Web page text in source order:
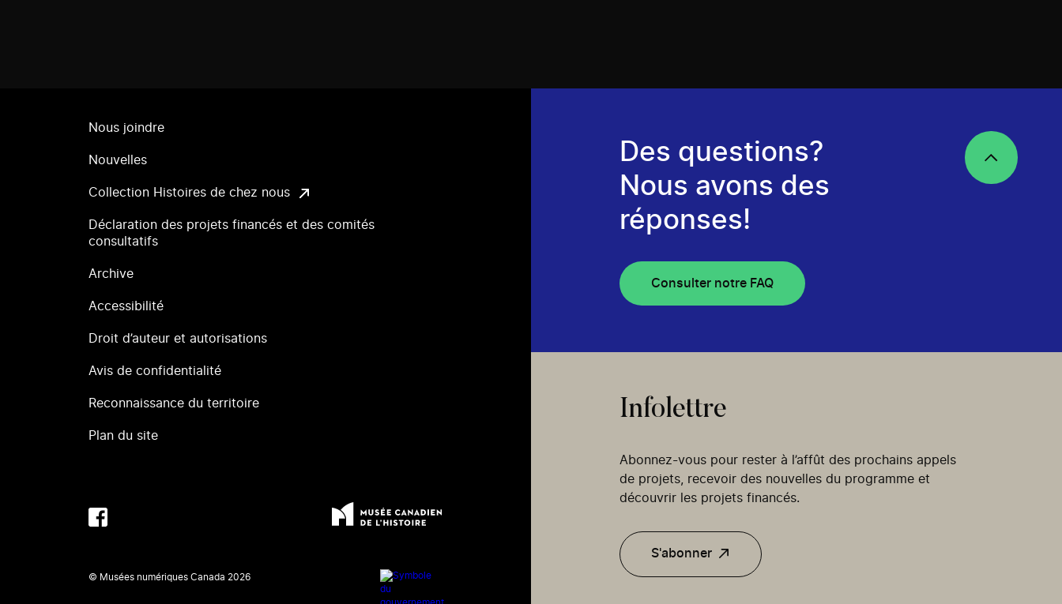
Nous joindre
Nouvelles
Collection Histoires de chez nous
Déclaration des projets financés et des comités
consultatifs
Archive
Accessibilité
Droit d’auteur et autorisations
Avis de confidentialité
Reconnaissance du territoire
Plan du site
© Musées numériques Canada 2026
Des questions?
Nous avons des
réponses!
Consulter notre FAQ
Infolettre
Abonnez-vous pour rester à l’affût des prochains appels
de projets, recevoir des nouvelles du programme et
découvrir les projets financés.
S'abonner